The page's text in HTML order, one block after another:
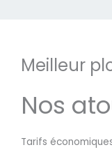
Meilleur
Nos
Tarifs